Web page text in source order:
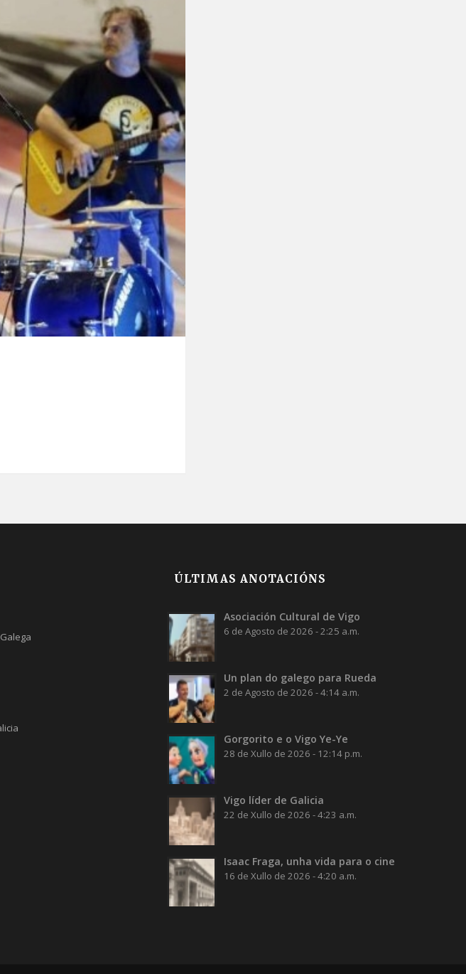
ÚLTIMAS ANOTACIÓNS
Asociación Cultural de Vigo
6 de Agosto de 2026 - 2:25 a.m.
Un plan do galego para Rueda
2 de Agosto de 2026 - 4:14 a.m.
Gorgorito e o Vigo Ye-Ye
28 de Xullo de 2026 - 12:14 p.m.
Vigo líder de Galicia
22 de Xullo de 2026 - 4:23 a.m.
Isaac Fraga, unha vida para o cine
16 de Xullo de 2026 - 4:20 a.m.